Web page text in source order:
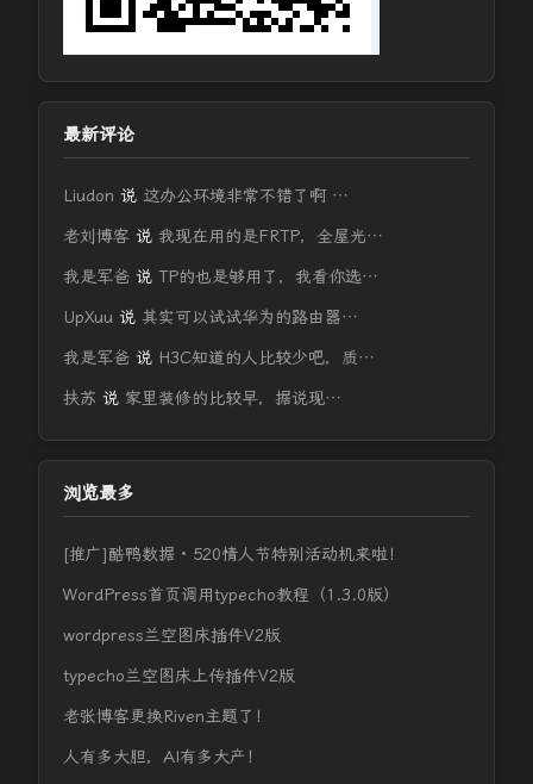
最新评论
Liudon 说 这办公环境非常不错了啊 …
老刘博客 说 我现在用的是FRTP，全屋光…
我是军爸 说 TP的也是够用了，我看你选…
UpXuu 说 其实可以试试华为的路由器…
我是军爸 说 H3C知道的人比较少吧，质…
扶苏 说 家里装修的比较早，据说现…
浏览最多
[推广]酷鸭数据 · 520情人节特别活动机来啦！
WordPress首页调用typecho教程（1.3.0版）
wordpress兰空图床插件V2版
typecho兰空图床上传插件V2版
老张博客更换Riven主题了！
人有多大胆，AI有多大产！